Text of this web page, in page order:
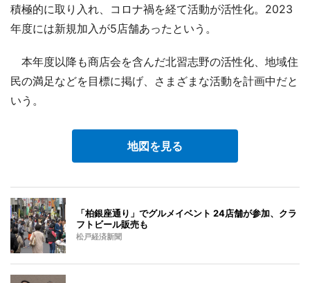
積極的に取り入れ、コロナ禍を経て活動が活性化。2023
年度には新規加入が5店舗あったという。
本年度以降も商店会を含んだ北習志野の活性化、地域住
民の満足などを目標に掲げ、さまざまな活動を計画中だと
いう。
地図を見る
「柏銀座通り」でグルメイベント 24店舗が参加、クラ
フトビール販売も
松戸経済新聞